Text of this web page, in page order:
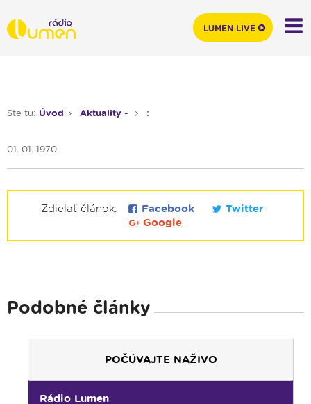
Ste tu: Úvod Aktuality - :
01. 01. 1970
Zdielať článok: Facebook
Twitter
Google
Podobné články
POČÚVAJTE NAŽIVO
Rádio Lumen
LUMEN LIVE